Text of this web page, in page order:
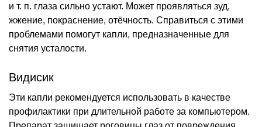
и т. п. глаза сильно устают. Может проявляться зуд,
жжение, покраснение, отёчность. Справиться с этими
проблемами помогут капли, предназначенные для
снятия усталости.
Видисик
Эти капли рекомендуется использовать в качестве
профилактики при длительной работе за компьютером.